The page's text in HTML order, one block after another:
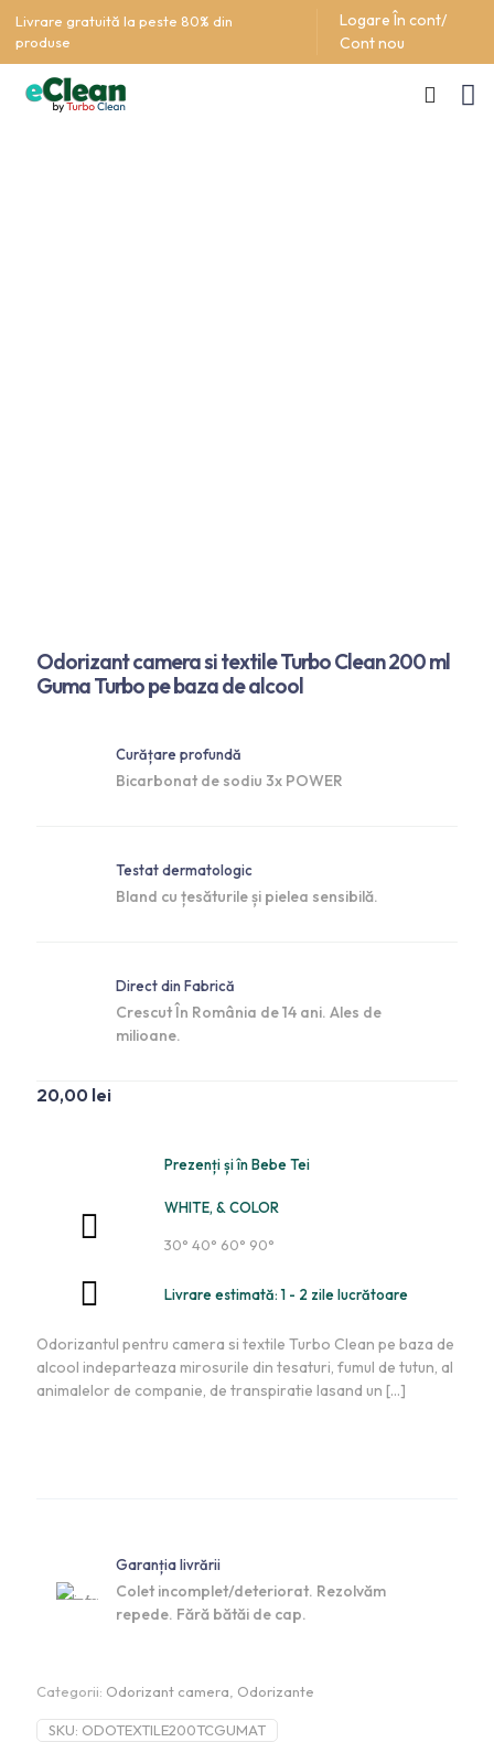
Livrare gratuită la peste 80% din
produse
Logare În cont/
Cont nou
Odorizant camera si textile Turbo Clean 200 ml
Guma Turbo pe baza de alcool
Curățare profundă
Bicarbonat de sodiu 3x POWER
Testat dermatologic
Bland cu țesăturile și pielea sensibilă.
Direct din Fabrică
Crescut În România de 14 ani. Ales de
milioane.
20,00 lei
Prezenți și în Bebe Tei
WHITE, & COLOR
30° 40° 60° 90°
Livrare estimată: 1 - 2 zile lucrătoare
Odorizantul pentru camera si textile Turbo Clean pe baza de
alcool indeparteaza mirosurile din tesaturi, fumul de tutun, al
animalelor de companie, de transpiratie lasand un […]
Garanția livrării
Colet incomplet/deteriorat. Rezolvăm
repede. Fără bătăi de cap.
Categorii: Odorizant camera Odorizante
SKU: ODOTEXTILE200TCGUMAT